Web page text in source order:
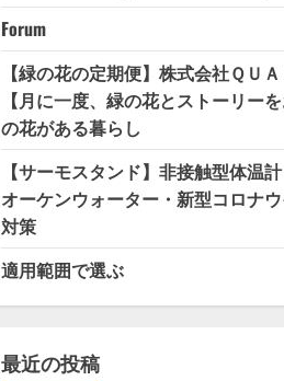
Forum
【緑の花の定期便】株式会社ＱＵ
【月に一度、緑の花とストーリー
の花がある暮らし
【サーモスタンド】非接触型体温
オーケンウォーター・新型コロナ
対策
適用範囲で選ぶ
最近の投稿